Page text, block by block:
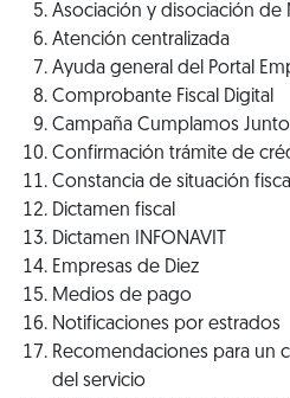
Asociación y disociación de
Atención centralizada
Ayuda general del Portal
Comprobante Fiscal Digital
Campaña Cumplamos
Confirmación trámite de
Constancia de situación fiscal
Dictamen fiscal
Dictamen INFONAVIT
Empresas de Diez
Medios de pago
Notificaciones por estrados
Recomendaciones para un
del servicio